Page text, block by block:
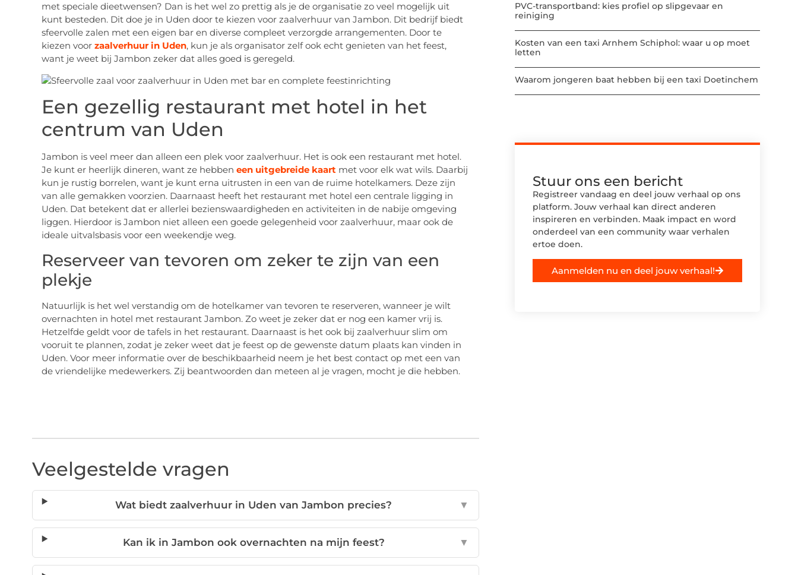
met speciale dieetwensen? Dan is het wel zo prettig als je de organisatie zo veel mogelijk uit
kunt besteden. Dit doe je in Uden door te kiezen voor zaalverhuur van Jambon. Dit bedrijf biedt
sfeervolle zalen met een eigen bar en diverse compleet verzorgde arrangementen. Door te
kiezen voor zaalverhuur in Uden, kun je als organisator zelf ook echt genieten van het feest,
want je weet bij Jambon zeker dat alles goed is geregeld.
Een gezellig restaurant met hotel in het
centrum van Uden
Jambon is veel meer dan alleen een plek voor zaalverhuur. Het is ook een restaurant met hotel.
Je kunt er heerlijk dineren, want ze hebben een uitgebreide kaartmet voor elk wat wils. Daarbij
kun je rustig borrelen, want je kunt erna uitrusten in een van de ruime hotelkamers. Deze zijn
van alle gemakken voorzien. Daarnaast heeft het restaurant met hotel een centrale ligging in
Uden. Dat betekent dat er allerlei bezienswaardigheden en activiteiten in de nabije omgeving
liggen. Hierdoor is Jambon niet alleen een goede gelegenheid voor zaalverhuur, maar ook de
ideale uitvalsbasis voor een weekendje weg.
Reserveer van tevoren om zeker te zijn van een
plekje
Natuurlijk is het wel verstandig om de hotelkamer van tevoren te reserveren, wanneer je wilt
overnachten in hotel met restaurant Jambon. Zo weet je zeker dat er nog een kamer vrij is.
Hetzelfde geldt voor de tafels in het restaurant. Daarnaast is het ook bij zaalverhuur slim om
vooruit te plannen, zodat je zeker weet dat je feest op de gewenste datum plaats kan vinden in
Uden. Voor meer informatie over de beschikbaarheid neem je het best contact op met een van
de vriendelijke medewerkers. Zij beantwoorden dan meteen al je vragen, mocht je die hebben.
Veelgestelde vragen
Wat biedt zaalverhuur in Uden van Jambon precies? ▼
Kan ik in Jambon ook overnachten na mijn feest? ▼
PVC-transportband: kies profiel op slipgevaar en
reiniging
Kosten van een taxi Arnhem Schiphol: waar u op moet
letten
Waarom jongeren baat hebben bij een taxi Doetinchem
Stuur ons een bericht
Registreer vandaag en deel jouw verhaal op ons
platform. Jouw verhaal kan direct anderen
inspireren en verbinden. Maak impact en word
onderdeel van een community waar verhalen
ertoe doen.
Aanmelden nu en deel jouw verhaal!